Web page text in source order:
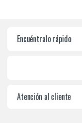
Encuéntralo rápido
Atención al cliente